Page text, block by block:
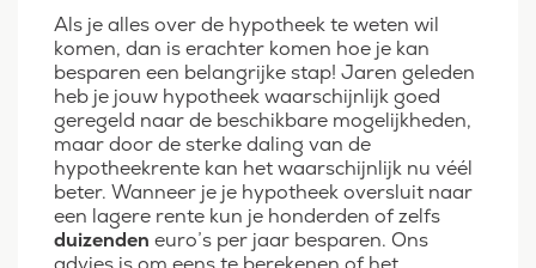
Als je alles over de hypotheek te weten wil
komen, dan is erachter komen hoe je kan
besparen een belangrijke stap! Jaren geleden
heb je jouw hypotheek waarschijnlijk goed
geregeld naar de beschikbare mogelijkheden,
maar door de sterke daling van de
hypotheekrente kan het waarschijnlijk nu véél
beter. Wanneer je je hypotheek oversluit naar
een lagere rente kun je honderden of zelfs
duizenden euro’s per jaar besparen. Ons